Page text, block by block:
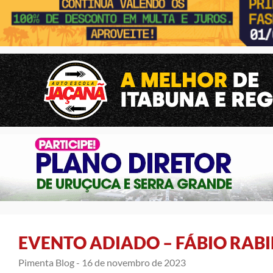
EVENTO ADIADO – FÁBIO
Pimenta Blog - 16 de novembro de 2023